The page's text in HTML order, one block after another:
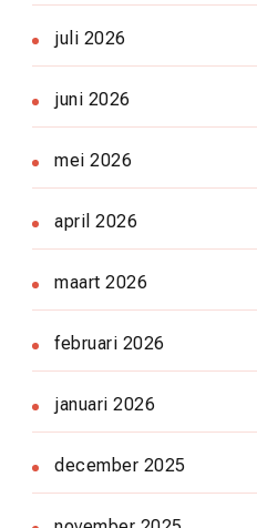
juli 2026
juni 2026
mei 2026
april 2026
maart 2026
februari 2026
januari 2026
december 2025